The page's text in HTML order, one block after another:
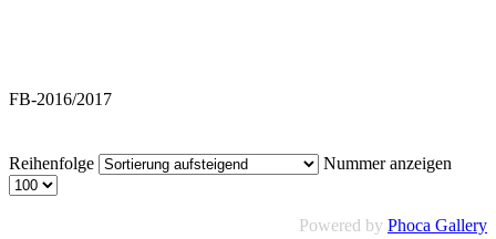
FB-2016/2017
Reihenfolge Nummer anzeigen
Powered by Phoca Gallery